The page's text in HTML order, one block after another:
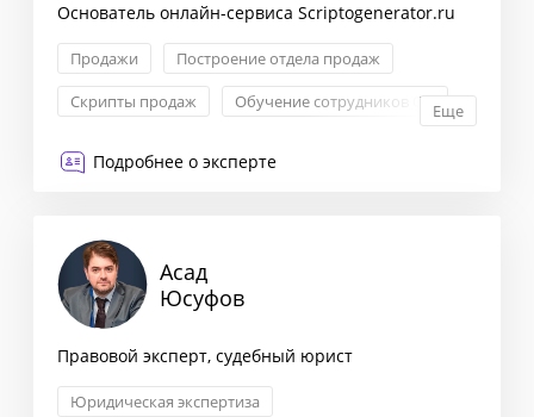
Основатель онлайн-сервиса Scriptogenerator.ru
Продажи
Построение отдела продаж
Скрипты продаж
Обучение сотрудников ОПЕще
Подробнее о эксперте
Асад
Юсуфов
Правовой эксперт, судебный юрист
Юридическая экспертиза